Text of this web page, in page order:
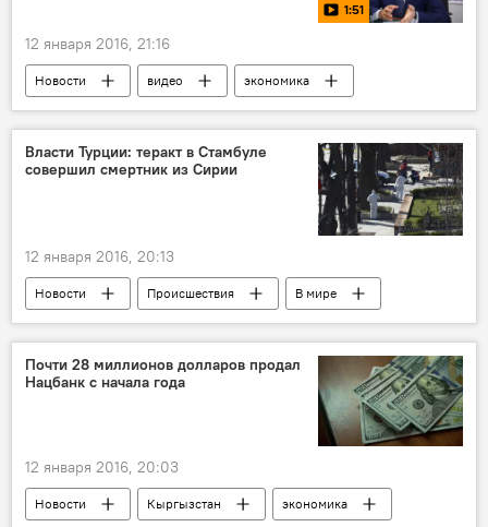
1:51
12 января 2016, 21:16
Новости видео
экономика
ипотечное кредитование
Государственная ипотека в Кыргызстане
Темир Сариев
Власти Турции: теракт в Стамбуле
совершил смертник из Сирии
12 января 2016, 20:13
Новости Происшествия
В мире
Взрыв в центре Стамбула
Турция
теракт
смертник
премьер
заявление
Почти 28 миллионов долларов продал
Нацбанк с начала года
12 января 2016, 20:03
Новости Кыргызстан
экономика